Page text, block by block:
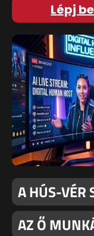
Lépj be
A HÚS-VÉR
AZ Ő